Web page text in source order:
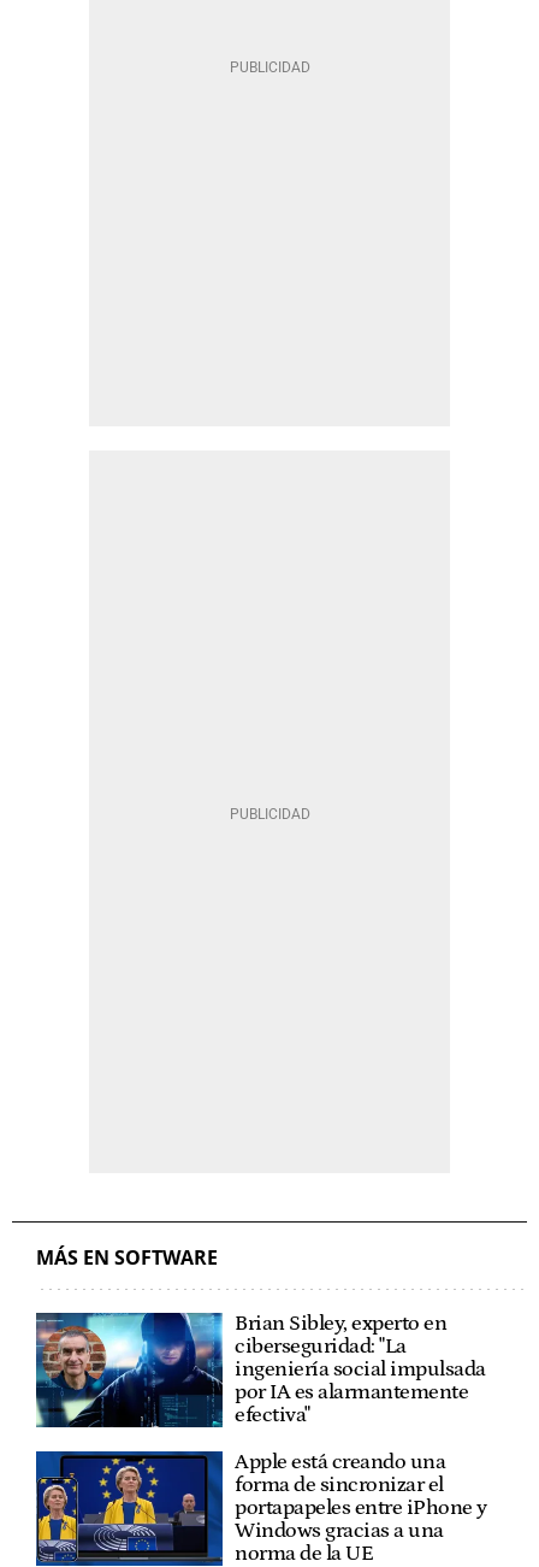
MÁS EN SOFTWARE
Brian Sibley, experto en
ciberseguridad: "La
ingeniería social impulsada
por IA es alarmantemente
efectiva"
Apple está creando una
forma de sincronizar el
portapapeles entre iPhone y
Windows gracias a una
norma de la UE